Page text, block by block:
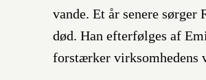
vande. Et år senere
død. Han efterfølges af
forstærker virksomhedens